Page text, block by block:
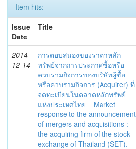
Item hits:
Issue
Date
Title
2014-
12-14
การตอบสนองของราคาหลัก
ทรัพย์จากการประกาศซื้อหรือ
ควบรวมกิจการของบริษัทผู้ซื้อ
หรือควบรวมกิจการ (Acquirer) ที่
จดทะเบียนในตลาดหลักทรัพย์
แห่งประเทศไทย = Market
response to the announcement
of mergers and acquisitions :
the acquiring firm of the stock
exchange of Thailand (SET).